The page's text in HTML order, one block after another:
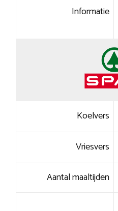
Informatie
Koelvers
Vriesvers
Aantal maaltijden